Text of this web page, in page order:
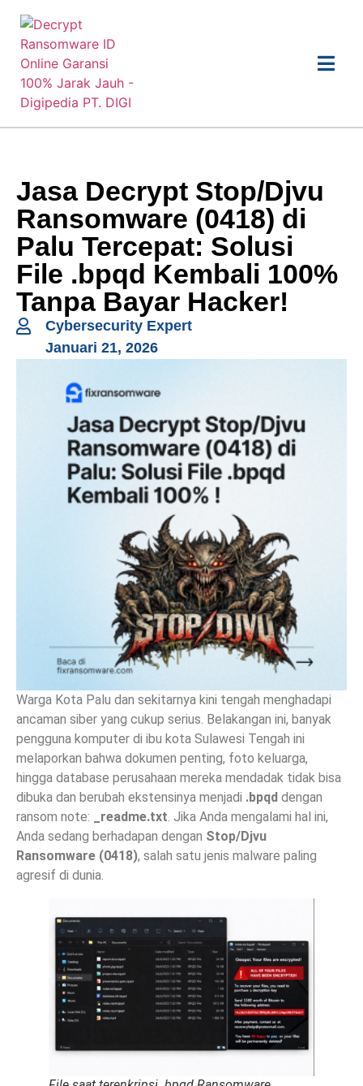
Jasa Decrypt Stop/Djvu
Ransomware (0418) di
Palu Tercepat: Solusi
File .bpqd Kembali 100%
Tanpa Bayar Hacker!
Cybersecurity Expert
Januari 21, 2026
Warga Kota Palu dan sekitarnya kini tengah menghadapi
ancaman siber yang cukup serius. Belakangan ini, banyak
pengguna komputer di ibu kota Sulawesi Tengah ini
melaporkan bahwa dokumen penting, foto keluarga,
hingga database perusahaan mereka mendadak tidak bisa
dibuka dan berubah ekstensinya menjadi .bpqd dengan
ransom note:
_readme.txt. Jika Anda mengalami hal ini,
Anda sedang berhadapan dengan Stop/Djvu
Ransomware (0418), salah satu jenis malware paling
agresif di dunia.